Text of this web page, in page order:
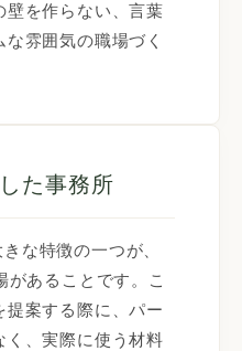
壁を作らない、言葉
雰囲気の職場づく
た事務所
な特徴の一つが、
があることです。こ
提案する際に、パー
く、実際に使う材料